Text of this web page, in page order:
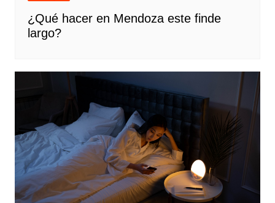
¿Qué hacer en Mendoza este finde
largo?